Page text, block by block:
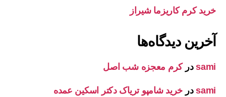
خرید کرم کاریزما شیراز
آخرین دیدگاه‌ها
samiدرکرم معجزه شب اصل
samiدر خرید شامپو تریاک دکتر اسکین عمده